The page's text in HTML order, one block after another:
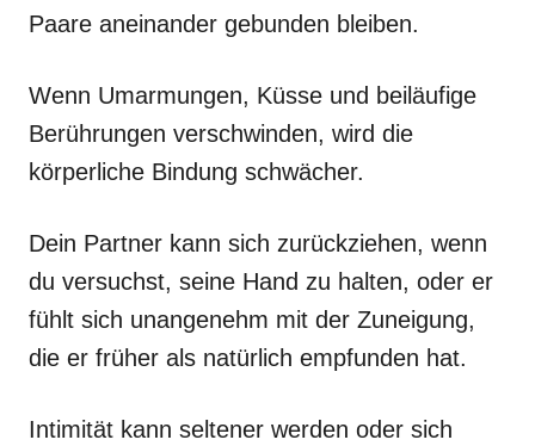
Paare aneinander gebunden bleiben.
Wenn Umarmungen, Küsse und beiläufige
Berührungen verschwinden, wird die
körperliche Bindung schwächer.
Dein Partner kann sich zurückziehen, wenn
du versuchst, seine Hand zu halten, oder er
fühlt sich unangenehm mit der Zuneigung,
die er früher als natürlich empfunden hat.
Intimität kann seltener werden oder sich